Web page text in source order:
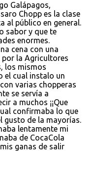
Galápagos,
Chopp es la clase
al público en general.
sabor y que te
enormes.
cena con una
la Agricultores
los mismos
el cual instalo un
varias chopperas
se servía a
a muchos ¡¡Que
confirmaba lo que
gusto de la mayorías.
lentamente mi
de CocaCola
ganas de salir